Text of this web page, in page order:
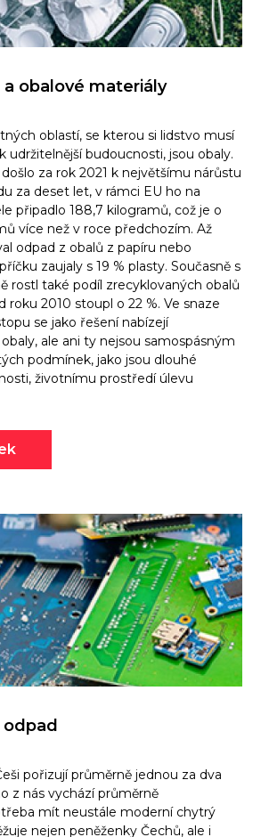
obalové materiály
oblastí, se kterou si lidstvo musí
udržitelnější budoucnosti, jsou obaly.
za rok 2021 k největšímu nárůstu
za deset let, v rámci EU ho na
připadlo 188,7 kilogramů, což je o
více než v roce předchozím. Až
odpad z obalů z papíru nebo
zaujaly s 19 % plasty. Současně s
rostl také podíl zrecyklovaných obalů
roku 2010 stoupl o 22 %. Ve snaze
se jako řešení nabízejí
ale ani ty nejsou samospásným
podmínek, jako jsou dlouhé
životnímu prostředí úlevu
pořizují průměrně jednou za dva
z nás vychází průměrně
mít neustále moderní chytrý
nejen peněženky Čechů, ale i